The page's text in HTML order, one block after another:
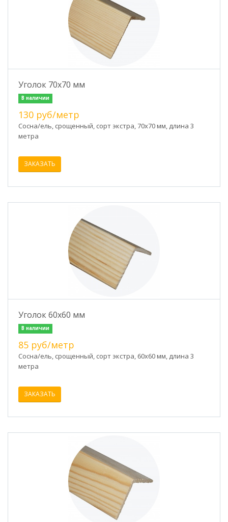
Уголок 70х70 мм
В наличии
130 руб/метр
Сосна/ель, срощенный, сорт экстра, 70х70 мм, длина 3
метра
ЗАКАЗАТЬ
Уголок 60х60 мм
В наличии
85 руб/метр
Сосна/ель, срощенный, сорт экстра, 60х60 мм, длина 3
метра
ЗАКАЗАТЬ